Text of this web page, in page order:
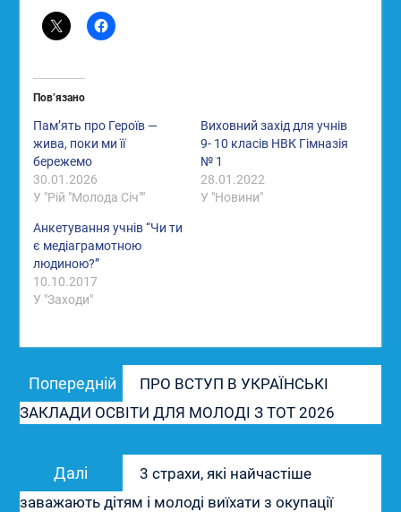
Пов’язано
Пам’ять про Героїв —
жива, поки ми її
бережемо
30.01.2026
У "Рій "Молода Січ""
Виховний захід для учнів
9- 10 класів НВК Гімназія
№ 1
28.01.2022
У "Новини"
Анкетування учнів “Чи ти
є медіаграмотною
людиною?”
10.10.2017
У "Заходи"
записів
Попередній
запис:
ПРО ВСТУП В УКРАЇНСЬКІ
ЗАКЛАДИ ОСВІТИ ДЛЯ МОЛОДІ З ТОТ 2026
Далі
запис:
3 страхи, які найчастіше
заважають дітям і молоді виїхати з окупації